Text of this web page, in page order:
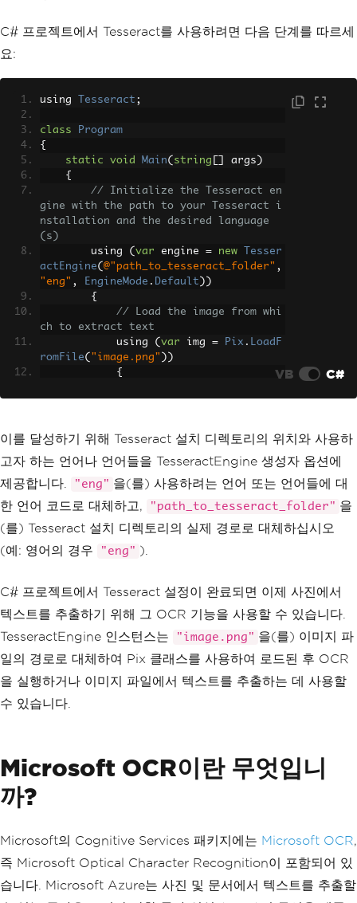
C# 프로젝트에서 Tesseract를 사용하려면 다음 단계를 따르세
요:
using Tesseract ;
class
Program
{
static
void Main( string args )
{
// Initialize the Tesseract en
gine with the path to your Tesseract i
nstallation and the desired language
(s)
        using
( var engine = new
Tesser
actEngine( @"path_to_tesseract_folder" ,
"eng" , EngineMode . Default ))
{
// Load the image from whi
ch to extract text
            using
( var img = Pix . LoadF
romFile( "image.png" ))
{
ne.Process( img
// Get the extract
ed text
var
text page
tText();
Console
.WriteLine
}
}
}
}
VB C#
이를 달성하기 위해 Tesseract 설치 디렉토리의 위치와 사용하
고자 하는 언어나 언어들을 TesseractEngine 생성자 옵션에
제공합니다.
"eng" 을(를) 사용하려는 언어 또는 언어들에 대
한 언어 코드로 대체하고,
"path_to_tesseract_folder" 을
(를) Tesseract 설치 디렉토리의 실제 경로로 대체하십시오
(예: 영어의 경우
"eng" ).
C# 프로젝트에서 Tesseract 설정이 완료되면 이제 사진에서
텍스트를 추출하기 위해 그 OCR 기능을 사용할 수 있습니다.
TesseractEngine 인스턴스는
"image.png" 을(를) 이미지 파
일의 경로로 대체하여 Pix 클래스를 사용하여 로드된 후 OCR
을 실행하거나 이미지 파일에서 텍스트를 추출하는 데 사용할
수 있습니다.
Microsoft OCR이란 무엇입니
까?
Microsoft의 Cognitive Services 패키지에는 Microsoft OCR,
즉 Microsoft Optical Character Recognition이 포함되어 있
습니다. Microsoft Azure는 사진 및 문서에서 텍스트를 추출할